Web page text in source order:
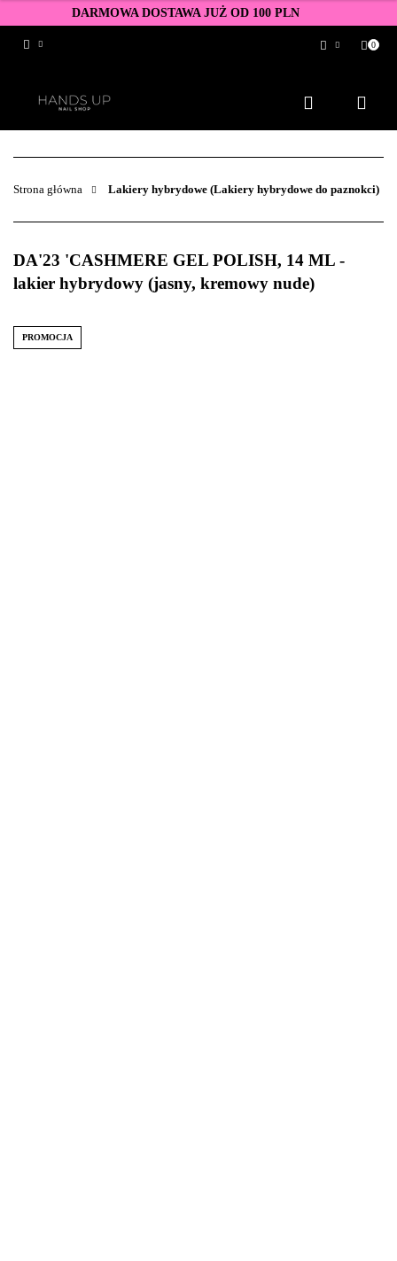
DARMOWA DOSTAWA JUŻ OD 100 PLN
Zarejestruj się
Dodaj zgłoszenie
Zgody cookies
0
Strona główna Lakiery hybrydowe (Lakiery hybrydowe do paznokci)
DA'23 'CASHMERE GEL POLISH, 14 ML -
lakier hybrydowy (jasny, kremowy nude)
PROMOCJA